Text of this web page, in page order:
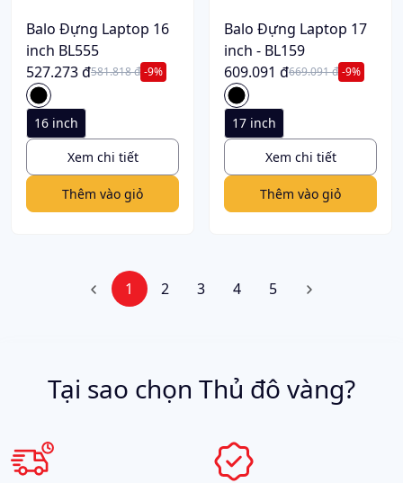
Balo Đựng Laptop 16
inch BL555
527.273 đ581.818 đ -9%
16 inch
Xem chi tiết
Thêm vào giỏ
Balo Đựng Laptop 17
inch - BL159
609.091 đ669.091 đ -9%
17 inch
Xem chi tiết
Thêm vào giỏ
1 2 3 4 5
Tại sao chọn Thủ đô vàng?